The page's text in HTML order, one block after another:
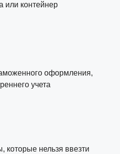
или контейнер
оформления,
учета
которые нельзя ввезти